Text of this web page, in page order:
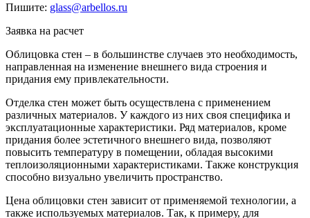
Пишите: glass@arbellos.ru
Заявка на расчет
Облицовка стен – в большинстве случаев это необходимость,
направленная на изменение внешнего вида строения и
придания ему привлекательности.
Отделка стен может быть осуществлена с применением
различных материалов. У каждого из них своя специфика и
эксплуатационные характеристики. Ряд материалов, кроме
придания более эстетичного внешнего вида, позволяют
повысить температуру в помещении, обладая высокими
теплоизоляционными характеристиками. Также конструкция
способно визуально увеличить пространство.
Цена облицовки стен зависит от применяемой технологии, а
также используемых материалов. Так, к примеру, для